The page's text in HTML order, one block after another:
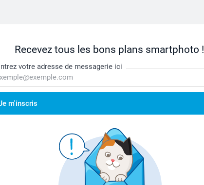
Recevez tous les bons plans smartphoto !
votre adresse de messagerie ici
m'inscris